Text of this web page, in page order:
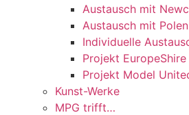
Austausch mit
Austausch mit Polen
Individuelle
Projekt EuropeShire
Projekt Model
Kunst-Werke
MPG trifft…